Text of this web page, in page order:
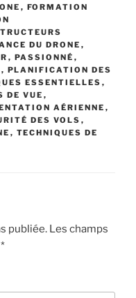
, FORMATION
DU DRONE ,
, PASSIONNÉ ,
, PLANIFICATION DES
ESSENTIELLES ,
DE VUE ,
AÉRIENNE ,
DES VOLS ,
, TECHNIQUES DE
publiée. Les champs
*